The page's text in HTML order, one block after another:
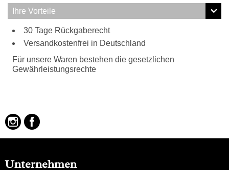
2 Steckfächer
Außen:
1 Reißverschlussfach
2 Einsteckfächer mit Druckknopf
Tragweise:
Schulterriemen
Ihre Vorteile
30 Tage Rückgaberecht
Versandkostenfrei in Deutschland
Für unsere Waren bestehen die gesetzlichen
Gewährleistungsrechte
Unternehmen